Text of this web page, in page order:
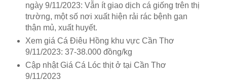
ngày 9/11/2023: Vẫn ít giao dịch cá giống trên thị
trường, một số nơi xuất hiện rải rác bệnh gan
thận mủ, xuất huyết.
Xem giá Cá Điêu Hồng khu vực Cần Thơ
9/11/2023: 37-38.000 đồng/kg
Cập nhật Giá Cá Lóc thịt ở tại Cần Thơ
9/11/2023